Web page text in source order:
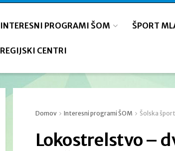
INTERESNI PROGRAMI ŠOM ŠPORT
REGIJSKI CENTRI
Domov Interesni programi ŠOM Šolska
Lokostrelstvo –